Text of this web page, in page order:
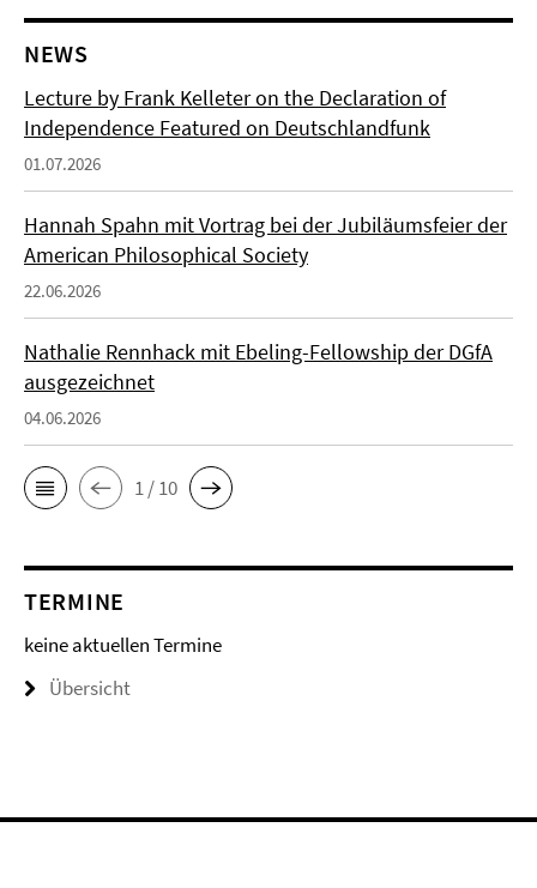
NEWS
Lecture by Frank Kelleter on the Declaration of
Independence Featured on Deutschlandfunk
01.07.2026
Hannah Spahn mit Vortrag bei der Jubiläumsfeier der
American Philosophical Society
22.06.2026
Nathalie Rennhack mit Ebeling-Fellowship der DGfA
ausgezeichnet
04.06.2026
1 / 10
TERMINE
keine aktuellen Termine
Übersicht